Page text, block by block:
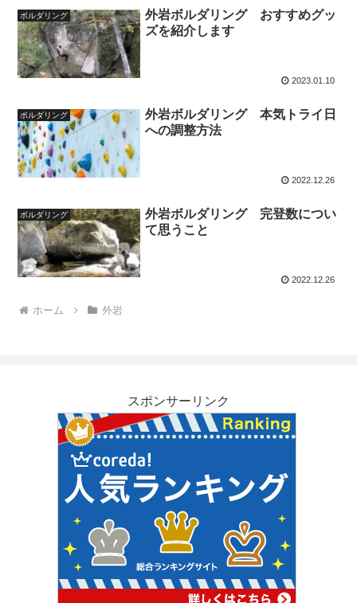
ボルダリング
外岩ボルダリング おすすめグッ
ズを紹介します
2023.01.10
ボルダリング
外岩ボルダリング 本気トライ日
への調整方法
2022.12.26
ボルダリング
外岩ボルダリング 完登数につい
て思うこと
2022.12.26
ホーム 外岩
スポンサーリンク